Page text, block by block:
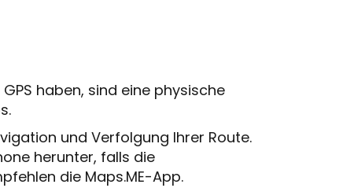
haben, sind eine physische
und Verfolgung Ihrer Route.
herunter, falls die
die Maps.ME-App.